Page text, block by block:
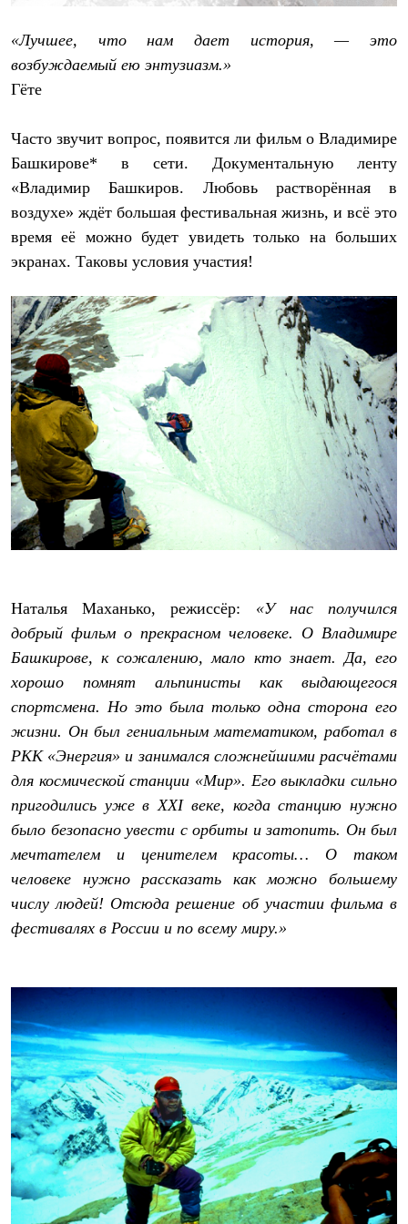
Термобелье
Среднее термобелье
Легкое термобелье
Лёгкая одежда
Футболки
Брюки
Шорты
Женская одежда
Утепленная пухом
Куртки
Брюки
Жилеты
Утепленная синтетикой
Брюки
Штормовая одежда
Куртки
Софтшелл одежда
Куртки
Брюки
Лёгкая одежда
Рубашки
Футболки
Толстовки
Брюки
Термобелье
Теплое термобелье
Среднее термобелье
Легкое термобелье
Детская одежда
Утепленная пухом
Комбинезоны
Куртки
Брюки
Утепленная синтетикой
Комбинезоны
Куртки
Брюки
Лёгкая одежда
Футболки
Толстовки
Софтшелл одежда
Куртки
Куртки
Брюки
Жилеты
Комбинезоны
Снаряжение
Палатки и тенты
Палатки
Тенты
Аксессуары для палаток
Рюкзаки
Экспедиционные
Легкоходные
Альпинистские
Городские
Аксессуары для рюкзаков
Спальные мешки
Пуховые
Комбинированные
«Лучшее, что нам дает история, — это
возбуждаемый ею энтузиазм.»
Гёте
Часто звучит вопрос, появится ли фильм о Владимире
Башкирове* в сети. Документальную ленту
«Владимир Башкиров. Любовь растворённая в
воздухе» ждёт большая фестивальная жизнь, и всё это
время её можно будет увидеть только на больших
экранах. Таковы условия участия!
Наталья Маханько, режиссёр: «У нас получился
добрый фильм о прекрасном человеке. О Владимире
Башкирове, к сожалению, мало кто знает. Да, его
хорошо помнят альпинисты как выдающегося
спортсмена. Но это была только одна сторона его
жизни. Он был гениальным математиком, работал в
РКК «Энергия» и занимался сложнейшими расчётами
для космической станции «Мир». Его выкладки сильно
пригодились уже вXXI веке, когда станцию нужно
было безопасно увести с орбиты и затопить. Он был
мечтателем и ценителем красоты… О таком
человеке нужно рассказать как можно большему
числу людей! Отсюда решение об участии фильма в
фестивалях в России и по всему миру.»